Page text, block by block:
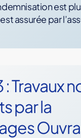
est
assurée par
: Travaux
par la